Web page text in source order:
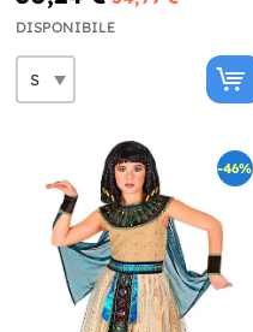
DISPONIBILE
-46%